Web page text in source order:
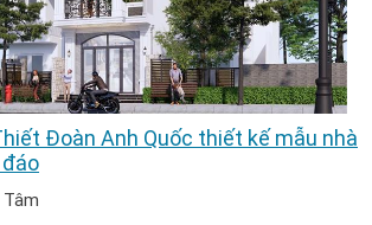
Đoàn Anh Quốc thiết kế mẫu nhà